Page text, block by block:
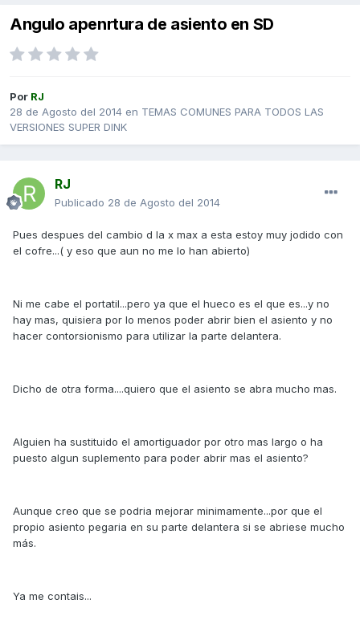
Angulo apenrtura de asiento en SD
Por RJ
28 de Agosto del 2014 en TEMAS COMUNES PARA TODOS LAS
VERSIONES SUPER DINK
RJ
Publicado 28 de Agosto del 2014
Pues despues del cambio d la x max a esta estoy muy jodido con
el cofre...( y eso que aun no me lo han abierto)
Ni me cabe el portatil...pero ya que el hueco es el que es...y no
hay mas, quisiera por lo menos poder abrir bien el asiento y no
hacer contorsionismo para utilizar la parte delantera.
Dicho de otra forma....quiero que el asiento se abra mucho mas.
Alguien ha sustituido el amortiguador por otro mas largo o ha
puesto algun suplemento para poder abrir mas el asiento?
Aunque creo que se podria mejorar minimamente...por que el
propio asiento pegaria en su parte delantera si se abriese mucho
más.
Ya me contais...